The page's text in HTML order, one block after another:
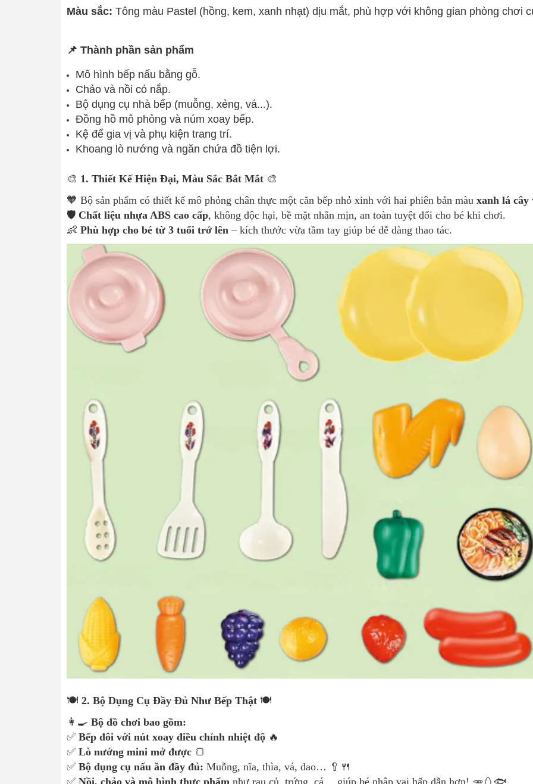
Màu sắc: Tông màu Pastel (hồng, kem, xanh nhạt) dịu mắt, phù hợp với không gian phòng chơi
📌 Thành phần sản phẩm
Mô hình bếp nấu bằng gỗ.
Chảo và nồi có nắp.
Bộ dụng cụ nhà bếp (muỗng, xẻng, vá...).
Đồng hồ mô phỏng và núm xoay bếp.
Kệ để gia vị và phụ kiện trang trí.
Khoang lò nướng và ngăn chứa đồ tiện lợi.
🎨 1. Thiết Kế Hiện Đại, Màu Sắc Bắt Mắt 🎨
🧡 Bộ sản phẩm có thiết kế mô phỏng chân thực một căn bếp nhỏ xinh với hai phiên bản màu xanh lá cây
🛡️ Chất liệu nhựa ABS cao cấp, không độc hại, bề mặt nhẵn mịn, an toàn tuyệt đối cho bé khi chơi.
👶 Phù hợp cho bé từ 3 tuổi trở lên – kích thước vừa tầm tay giúp bé dễ dàng thao tác.
🍽️ 2. Bộ Dụng Cụ Đầy Đủ Như Bếp Thật 🍽️
👩‍🍳 Bộ đồ chơi bao gồm:
✅ Bếp đôi với nút xoay điều chỉnh nhiệt độ 🔥
✅ Lò nướng mini mở được 🍞
✅ Bộ dụng cụ nấu ăn đầy đủ: Muỗng, nĩa, thìa, vá, dao… 🥄🍴
✅ Nồi, chảo và mô hình thực phẩm như rau củ, trứng, cá… giúp bé nhập vai hấp dẫn hơn! 🥕🥚🐟